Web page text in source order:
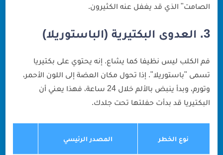
الصامت" الذي قد يغفل عنه الكثيرون.
3. العدوى البكتيرية (الباستوريلا)
فم الكلب ليس نظيفا كما يشاع. إنه يحتوي على بكتيريا
تسمى "باستوريلا". إذا تحول مكان العضة إلى اللون الأحمر،
وتورم، وبدأ ينبض بالألم خلال 24 ساعة، فهذا يعني أن
البكتيريا قد بدأت حفلتها تحت جلدك.
نوع الخطر المصدر الرئيسي